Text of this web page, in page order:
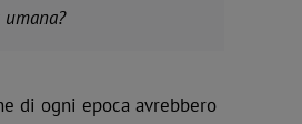
di ogni epoca avrebbero